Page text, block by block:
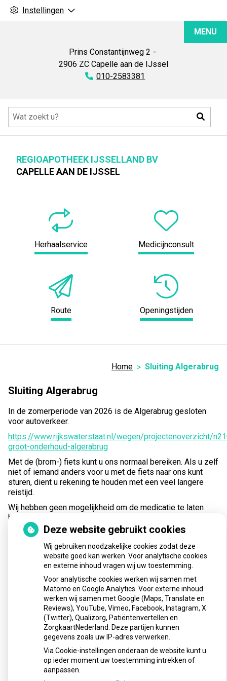
Instellingen
Prins Constantijnweg 2
2906 ZC Capelle aan de IJssel
Tel:
010-2583381
MENU
REGIOAPOTHEEK IJSSELLAND BV
CAPELLE AAN DE IJSSEL
Herhaalservice Medicijnconsult
Route Openingstijden
Home Sluiting Algerabrug
Sluiting Algerabrug
In de zomerperiode van 2026 is de Algerabrug gesloten
voor autoverkeer.
https://www.rijkswaterstaat.nl/wegen/projectenoverzicht/
groot-onderhoud-algerabrug
Met de (brom-) fiets kunt u ons normaal bereiken. Als u zelf
niet of iemand anders voor u met de fiets naar ons kunt
sturen, dient u rekening te houden met een veel langere
reistijd.
Wij hebben geen mogelijkheid om de medicatie te laten
bezorgen.
In de avond, nacht en weekenden kunt u ook terecht bij
Dienstapotheek Middel Holland in Gouda. Tel: 0182 – 698
https://sap-mh.nl/ Uw huisarts doet waarschijnlijk ook
dienst vanuit de huisartsenpost aldaar.
Vraag uw Spoedarts het recept naar de apotheek in Gouda
te sturen. U kunt ons ook benaderen om het recept naar
Gouda te laten sturen. Medicijnen zullen ook vanuit Gouda
niet in Krimpen bezorgd worden.
Voor reguliere recepten van uw arts uit het IJsselland
ziekenhuis kunt u ons op de gebruikelijke manieren
benaderen. Houdt rekening met een langere reistijd.
Deze website gebruikt cookies
Wij gebruiken noodzakelijke cookies zodat deze
website goed kan werken. Voor analytische cookies
en externe inhoud vragen wij uw toestemming.
Voor analytische cookies werken wij samen met
Matomo en Google Analytics. Voor externe inhoud
werken wij samen met Google (Maps, Translate en
Reviews), YouTube, Vimeo, Facebook, Instagram, X
(Twitter), Qualizorg, Patiëntenvertellen en
ZorgkaartNederland. Deze partijen kunnen
gegevens zoals uw IP-adres verwerken.
Via Cookie-instellingen onderaan de website kunt u
op ieder moment uw toestemming intrekken of
aanpassen.